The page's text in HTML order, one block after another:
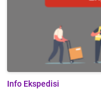
Info Ekspedisi